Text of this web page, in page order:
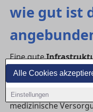
Alle Cookies
Einstellungen
wie gut ist
Eine gute
sich ein Stadtteil
du eineWohnung
möchtest – kurze
medizinische